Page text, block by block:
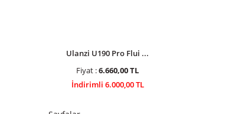
Ulanzi U190 Pro Flui ...
Fiyat :6.660,00 TL
İndirimli 6.000,00 TL